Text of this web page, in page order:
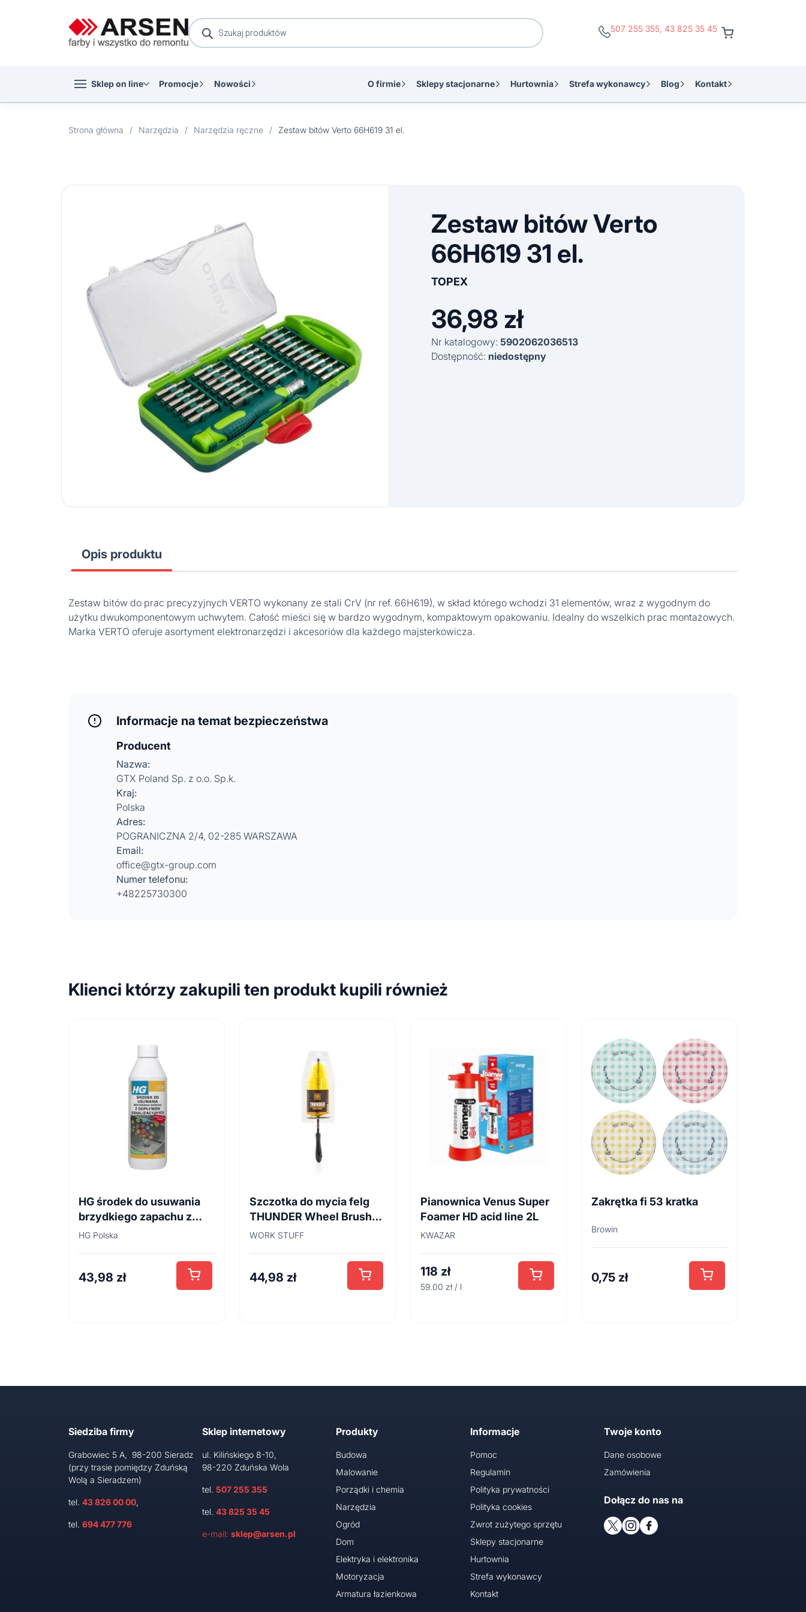
Wyszukiwarka
produktów
507 255 355 43 825 35 45
Sklep on line Promocje Nowości O firmie Sklepy stacjonarne Hurtownia Strefa wykonawcy Blog Kontakt
Strona główna / Narzędzia / Narzędzia ręczne / Zestaw bitów Verto 66H619 31 el.
Zestaw bitów Verto
66H619 31 el.
TOPEX
36,98 zł
Nr katalogowy: 5902062036513
Dostępność: niedostępny
Opis produktu
Zestaw bitów do prac precyzyjnych VERTO wykonany ze stali CrV (nr ref. 66H619), w skład którego wchodzi 31 elementów, wraz z wygodnym do
użytku dwukomponentowym uchwytem. Całość mieści się w bardzo wygodnym, kompaktowym opakowaniu. Idealny do wszelkich prac montażowych.
Marka VERTO oferuje asortyment elektronarzędzi i akcesoriów dla każdego majsterkowicza.
Informacje na temat bezpieczeństwa
Producent
Nazwa:
GTX Poland Sp. z o.o. Sp.k.
Kraj:
Polska
Adres:
POGRANICZNA 2/4, 02-285 WARSZAWA
Email:
office@gtx-group.com
Numer telefonu:
+48225730300
Klienci którzy zakupili ten produkt kupili również
HG środek do usuwania
brzydkiego zapachu z
odpływów
HG Polska
43,98 zł
Szczotka do mycia felg
THUNDER Wheel Brush
45cm
WORK STUFF
44,98 zł
Pianownica Venus Super
Foamer HD acid line 2L
KWAZAR
118 zł
59.00 zł / l
Zakrętka fi 53 kratka
Browin
0,75 zł
Siedziba firmy
Grabowiec 5 A, 98-200 Sieradz
(przy trasie pomiędzy Zduńską
Wolą a Sieradzem)
tel. 43 826 00 00,
tel. 694 477 776
Sklep internetowy
ul. Kilińskiego 8-10,
98-220 Zduńska Wola
tel.507 255 355
tel.43 825 35 45
e-mail:sklep@arsen.pl
Produkty
Budowa
Malowanie
Porządki i chemia
Narzędzia
Ogród
Dom
Elektryka i elektronika
Motoryzacja
Armatura łazienkowa
Informacje
Pomoc
Regulamin
Polityka prywatności
Polityka cookies
Zwrot zużytego sprzętu
Sklepy stacjonarne
Hurtownia
Strefa wykonawcy
Kontakt
Twoje konto
Dane osobowe
Zamówienia
Dołącz do nas na